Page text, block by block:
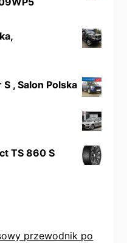
, Salon Polska
TS 860 S
przewodnik po